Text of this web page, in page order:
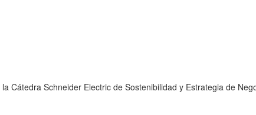
Cátedra Schneider Electric de Sostenibilidad y Estrategia de